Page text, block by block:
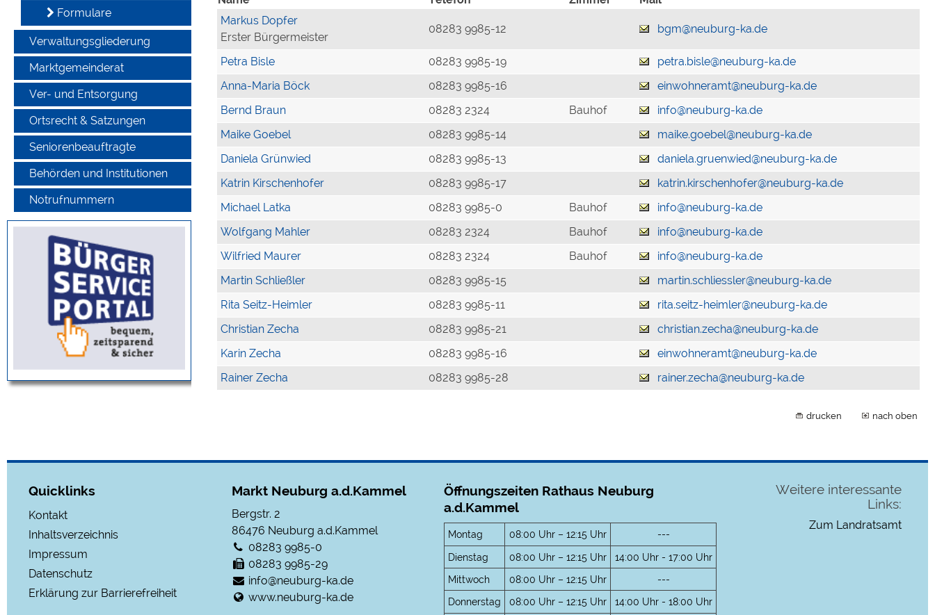
Formulare
Verwaltungsgliederung
Marktgemeinderat
Ver- und Entsorgung
Ortsrecht & Satzungen
Seniorenbeauftragte
Behörden und Institutionen
Notrufnummern
Markus Dopfer
Erster Bürgermeister
08283 9985-12 bgm@neuburg-ka.de
Petra Bisle 08283 9985-19
petra.bisle@neuburg-ka.de
Anna-Maria Böck
08283 9985-16
einwohneramt@neuburg-ka.de
Bernd Braun
08283 2324 Bauhof
info@neuburg-ka.de
Maike Goebel
08283 9985-14
maike.goebel@neuburg-ka.de
Daniela Grünwied
08283 9985-13
daniela.gruenwied@neuburg-ka.de
Katrin Kirschenhofer
08283 9985-17
katrin.kirschenhofer@neuburg-ka.de
Michael Latka
08283 9985-0 Bauhof
info@neuburg-ka.de
Wolfgang Mahler
08283 2324 Bauhof
info@neuburg-ka.de
Wilfried Maurer
08283 2324 Bauhof
info@neuburg-ka.de
Martin Schließler
08283 9985-15
martin.schliessler@neuburg-ka.de
Rita Seitz-Heimler
08283 9985-11
rita.seitz-heimler@neuburg-ka.de
Christian Zecha
08283 9985-21
christian.zecha@neuburg-ka.de
Karin Zecha
08283 9985-16
einwohneramt@neuburg-ka.de
Rainer Zecha
08283 9985-28 rainer.zecha@neuburg-ka.de
drucken nach oben
Quicklinks
Kontakt
Inhaltsverzeichnis
Impressum
Datenschutz
Erklärung zur Barrierefreiheit
Markt Neuburg a.d.Kammel
Bergstr. 2
86476 Neuburg a.d.Kammel
08283 9985-0
08283 9985-29
info@neuburg-ka.de
www.neuburg-ka.de
Öffnungszeiten Rathaus Neuburg
a.d.Kammel
Montag 08:00 Uhr – 12:15 Uhr
---
Dienstag
08:00 Uhr – 12:15 Uhr
14:00 Uhr - 17:00 Uhr
Mittwoch
08:00 Uhr – 12:15 Uhr
---
Donnerstag
08:00 Uhr – 12:15 Uhr 14:00 Uhr - 18:00 Uhr
Weitere interessante
Links:
Zum Landratsamt